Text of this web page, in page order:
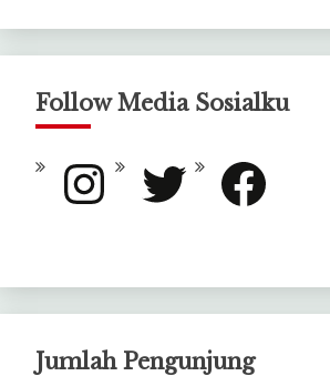
Follow Media Sosialku
Instagram Twitter Facebook
Jumlah Pengunjung